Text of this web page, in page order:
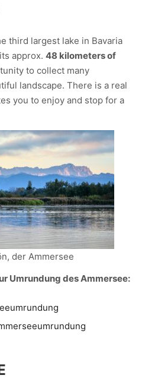
third largest lake in Bavaria
approx. 48 kilometers of
to collect many
landscape. There is a real
you to enjoy and stop for a
der Ammersee
Umrundung des Ammersee: